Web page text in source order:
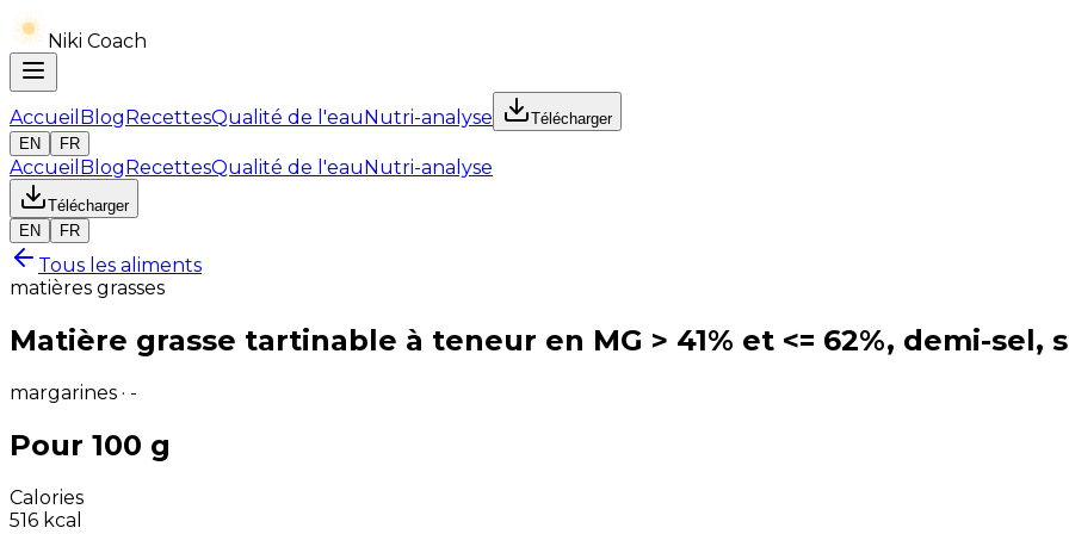
Niki Coach
Accueil BlogRecettesQualité de l'eauNutri-analyse
Télécharger
EN
FR
Accueil BlogRecettesQualité de l'eauNutri-analyse
Télécharger
EN
FR
Tous les aliments
matières grasses
Matière grasse tartinable à teneur en MG > 41% et <= 62%, demi-sel,
margarines · -
Pour 100 g
Calories
516 kcal